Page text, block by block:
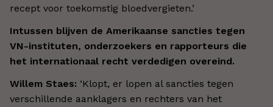
recept voor toekomstig bloedvergieten.’
Intussen blijven de Amerikaanse sancties tegen
VN-instituten, onderzoekers en rapporteurs die
het internationaal recht verdedigen overeind.
Willem Staes: ‘Klopt, er lopen al sancties tegen
verschillende aanklagers en rechters van het